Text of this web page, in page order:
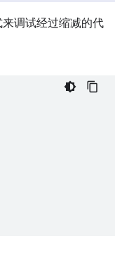
调试经过缩减的代